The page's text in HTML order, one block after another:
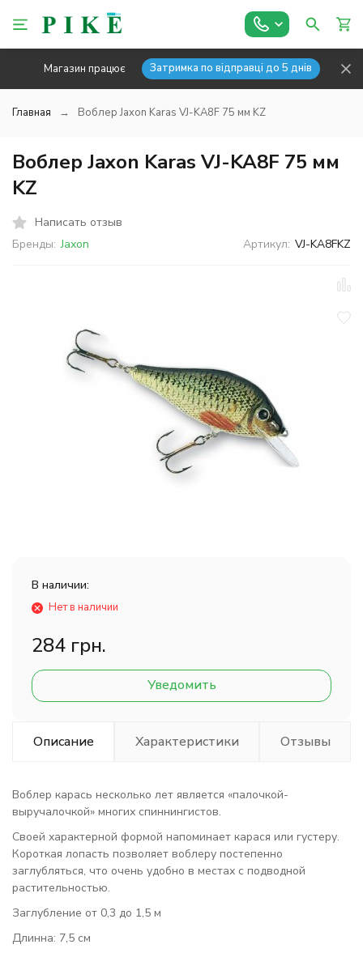
Магазин працює Затримка по відправці до 5 днів
Главная Воблер Jaxon Karas VJ-KA8F 75 мм KZ
Воблер Jaxon Karas VJ-KA8F 75 мм
KZ
Написать отзыв
Бренды: Jaxon Артикул: VJ-KA8FKZ
В наличии:
Нет в наличии
284 грн.
Уведомить
Описание Характеристики Отзывы
Воблер карась несколько лет является «палочкой-
выручалочкой» многих спиннингистов.
Своей характерной формой напоминает карася или густеру.
Короткая лопасть позволяет воблеру постепенно
заглубляться, что очень удобно в местах с подводной
растительностью.
Заглубление от 0,3 до 1,5 м
Длинна: 7,5 см